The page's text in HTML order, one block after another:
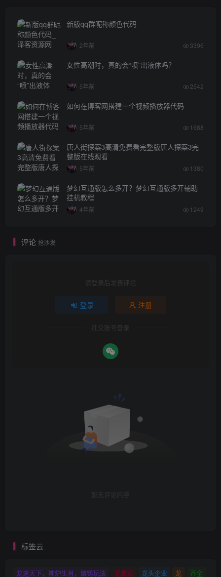
新版qq群昵称颜色代码
2年前 3396
女性高潮时，真的会“喷”出液体吗？
5年前 2542
如何在博客网搭建一个视频播放器代码
5年前 1688
唐人街探案3高清免费看完整版唐人探案3完
整版在线观看
5年前 1380
梦幻互通版怎么多开？梦幻互通版多开辅助
挂机教程
4年前 1249
评论 抢沙发
请登录后发表评论
登录 注册
社交账号登录
暂无评论内容
标签云
龙途天下，神炉生肖，熔铸玩法 龙最初 龙头企业 龙 齐全